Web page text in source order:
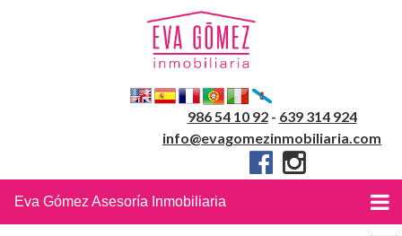
986 54 10 92- 639 314 924
info@evagomezinmobiliaria.com
Eva Gómez Asesoría Inmobiliaria